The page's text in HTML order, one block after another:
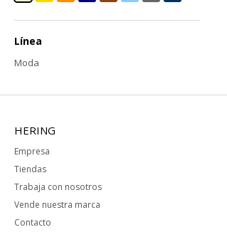
Línea
Moda
HERING
Empresa
Tiendas
Trabaja con nosotros
Vende nuestra marca
Contacto